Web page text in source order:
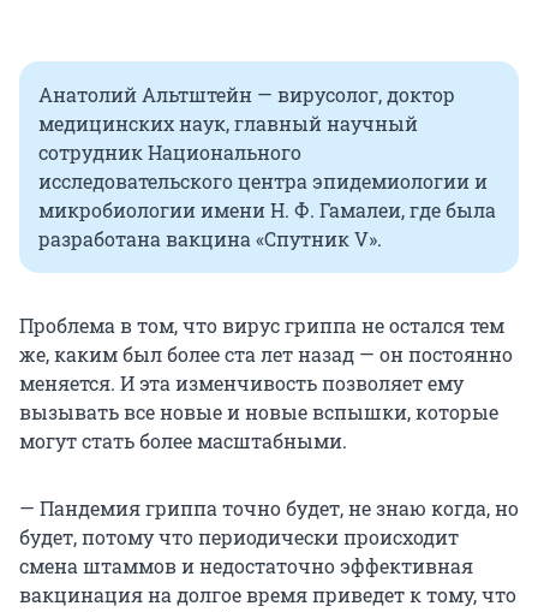
Анатолий Альтштейн — вирусолог, доктор
медицинских наук, главный научный
сотрудник Национального
исследовательского центра эпидемиологии и
микробиологии имени Н. Ф. Гамалеи, где была
разработана вакцина «Спутник V».
Проблема в том, что вирус гриппа не остался тем
же, каким был более ста лет назад — он постоянно
меняется. И эта изменчивость позволяет ему
вызывать все новые и новые вспышки, которые
могут стать более масштабными.
— Пандемия гриппа точно будет, не знаю когда, но
будет, потому что периодически происходит
смена штаммов и недостаточно эффективная
вакцинация на долгое время приведет к тому, что